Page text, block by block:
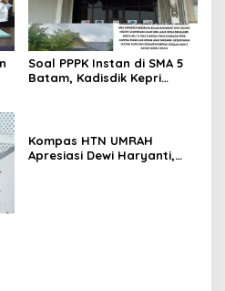
Soal PPPK Instan di SMA 5
Batam, Kadisdik Kepri
Kompas HTN UMRAH
Apresiasi Dewi Haryanti,